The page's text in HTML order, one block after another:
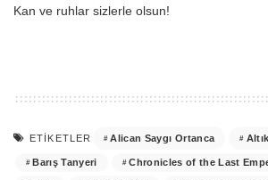
Kan ve ruhlar sizlerle olsun!
ETIKETLER Alican Saygı Ortanca
Barış Tanyeri Chronicles of the Last